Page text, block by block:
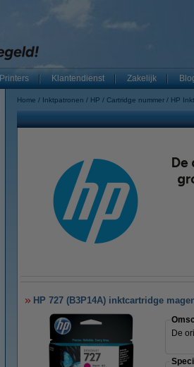
Printers Klantendienst Zakelijk
Home Inktpatronen HP Cartridge nummer HP
HP 727 (B3P14A) inktcartridge
De